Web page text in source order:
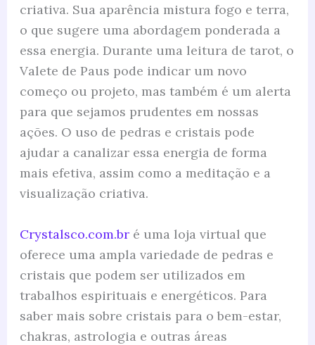
criativa. Sua aparência mistura fogo e terra,
o que sugere uma abordagem ponderada a
essa energia. Durante uma leitura de tarot, o
Valete de Paus pode indicar um novo
começo ou projeto, mas também é um alerta
para que sejamos prudentes em nossas
ações. O uso de pedras e cristais pode
ajudar a canalizar essa energia de forma
mais efetiva, assim como a meditação e a
visualização criativa.
Crystalsco.com.bré uma loja virtual que
oferece uma ampla variedade de pedras e
cristais que podem ser utilizados em
trabalhos espirituais e energéticos. Para
saber mais sobre cristais para o bem-estar,
chakras, astrologia e outras áreas